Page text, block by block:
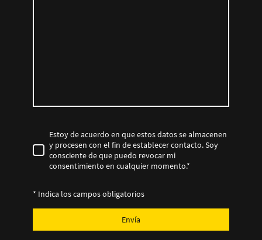
Estoy de acuerdo en que estos datos se almacenen
y procesen con el fin de establecer contacto. Soy
consciente de que puedo revocar mi
consentimiento en cualquier momento.*
* Indica los campos obligatorios
Envía